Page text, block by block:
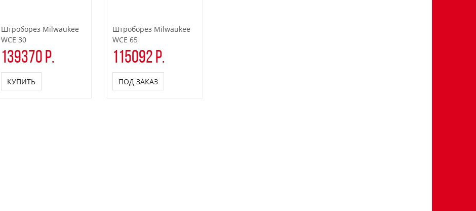
Штроборез Milwaukee
WCE 30
139370 р.
КУПИТЬ
Штроборез Milwaukee
WCE 65
115092 р.
ПОД ЗАКАЗ